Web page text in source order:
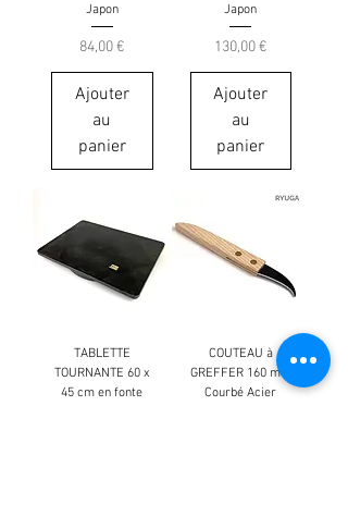
Japon
Prix
84,00 €
Ajouter
au
panier
Japon
Prix
130,00 €
Ajouter
au
panier
TABLETTE
TOURNANTE 60 x
45 cm en fonte
COUTEAU à
GREFFER 160 mm
Courbé Acier